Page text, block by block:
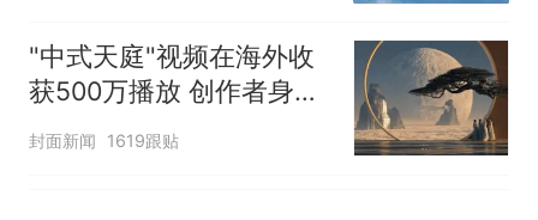
"中式天庭"视频在海外收
获500万播放 创作者身份
披露
封面新闻 1619跟贴